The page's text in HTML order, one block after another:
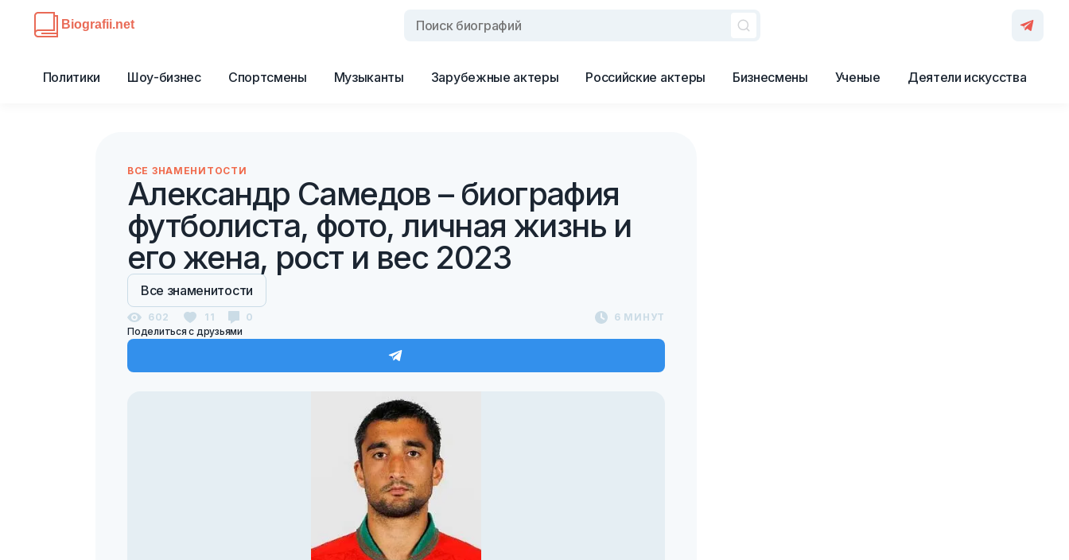
Политики Шоу-бизнес Спортсмены Музыканты Зарубежные актеры Российские актеры Бизнесмены Ученые Деятели искусства
ВСЕ ЗНАМЕНИТОСТИ
Александр Самедов – биография
футболиста, фото, личная жизнь и
его жена, рост и вес 2023
Все знаменитости
602 11 0
6 МИНУТ
Поделиться с друзьями